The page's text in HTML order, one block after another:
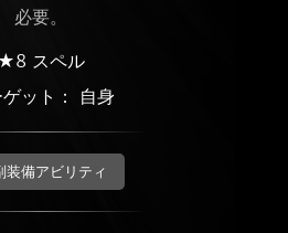
必要。
★8 スペル
ゲット： 自身
装備アビリティ